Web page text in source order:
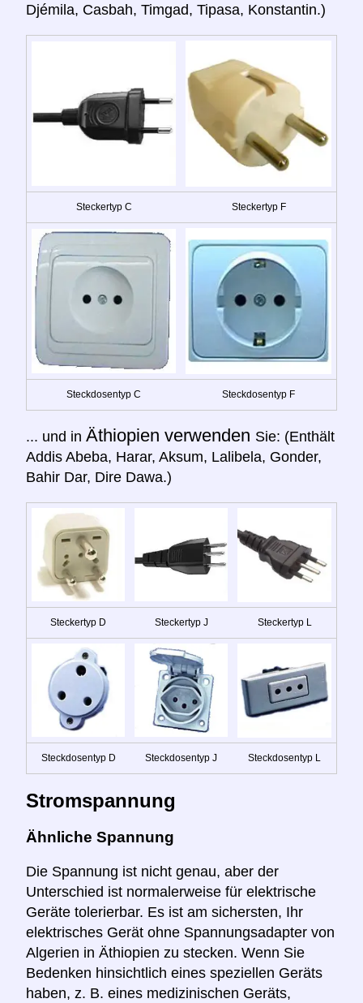
Djémila, Casbah, Timgad, Tipasa, Konstantin.)
Steckertyp C Steckertyp F
Steckdosentyp C Steckdosentyp F
... und in Äthiopien verwenden Sie: (Enthält
Addis Abeba, Harar, Aksum, Lalibela, Gonder,
Bahir Dar, Dire Dawa.)
Steckertyp D Steckertyp J Steckertyp L
Steckdosentyp D Steckdosentyp J Steckdosentyp L
Stromspannung
Ähnliche Spannung
Die Spannung ist nicht genau, aber der
Unterschied ist normalerweise für elektrische
Geräte tolerierbar. Es ist am sichersten, Ihr
elektrisches Gerät ohne Spannungsadapter von
Algerien in Äthiopien zu stecken. Wenn Sie
Bedenken hinsichtlich eines speziellen Geräts
haben, z. B. eines medizinischen Geräts,